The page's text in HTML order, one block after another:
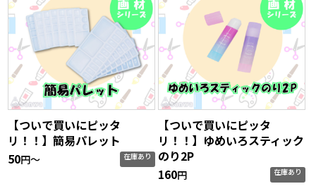
【ついで買いにピッタ
リ！！】簡易パレット
50円〜 在庫あり
【ついで買いにピッタ
リ！！】ゆめいろスティック
のり2P
160円 在庫あり